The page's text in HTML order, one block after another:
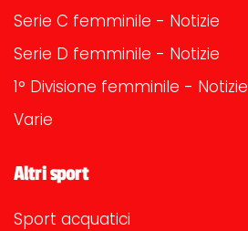
Serie C femminile - Notizie
Serie D femminile - Notizie
1° Divisione femminile - Notizie
Varie
Altri sport
Sport acquatici